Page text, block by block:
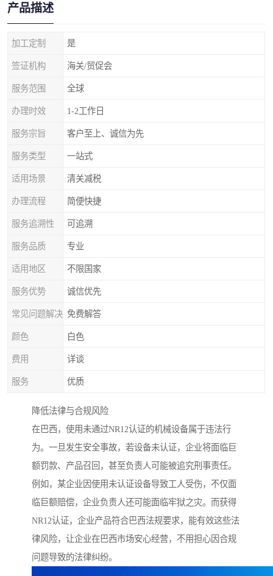
产品描述
加工定制 是
签证机构 海关/贸促会
服务范围 全球
办理时效 1-2工作日
服务宗旨 客户至上、诚信为先
服务类型 一站式
适用场景 清关减税
办理流程 简便快捷
服务追溯性 可追溯
服务品质 专业
适用地区 不限国家
服务优势 诚信优先
常见问题解决 免费解答
颜色 白色
费用 详谈
服务 优质
降低法律与合规风险
在巴西，使用未通过NR12认证的机械设备属于违法行
为。一旦发生安全事故，若设备未认证，企业将面临巨
额罚款、产品召回，甚至负责人可能被追究刑事责任。
例如，某企业因使用未认证设备导致工人受伤，不仅面
临巨额赔偿，企业负责人还可能面临牢狱之灾。而获得
NR12认证，企业产品符合巴西法规要求，能有效这些法
律风险，让企业在巴西市场安心经营，不用担心因合规
问题导致的法律纠纷。